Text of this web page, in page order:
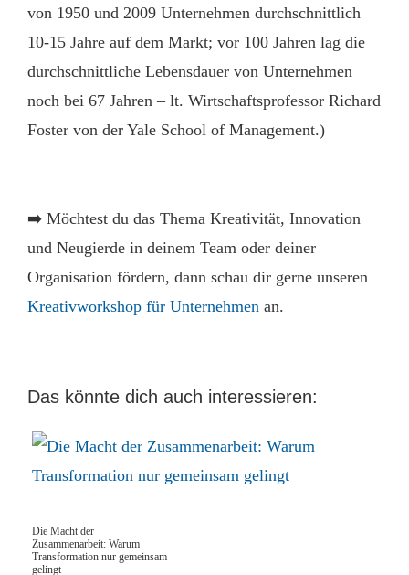
von 1950 und 2009 Unternehmen durchschnittlich
10-15 Jahre auf dem Markt; vor 100 Jahren lag die
durchschnittliche Lebensdauer von Unternehmen
noch bei 67 Jahren – lt. Wirtschaftsprofessor Richard
Foster von der Yale School of Management.)
➡️ Möchtest du das Thema Kreativität, Innovation
und Neugierde in deinem Team oder deiner
Organisation fördern, dann schau dir gerne unseren
Kreativworkshop für Unternehmenan.
Das könnte dich auch interessieren:
Die Macht der
Zusammenarbeit: Warum
Transformation nur gemeinsam
gelingt